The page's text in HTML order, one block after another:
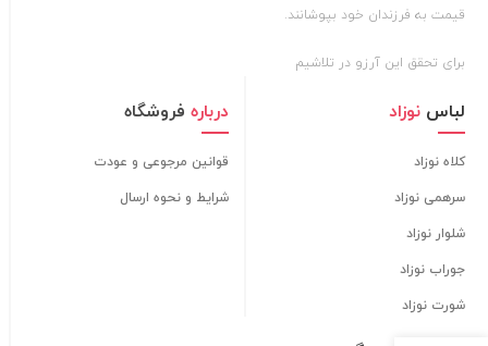
قیمت به فرزندان خود بپوشانند.
برای تحقق این آرزو در تلاشیم
لباسنوزاد
کلاه نوزاد
سرهمی نوزاد
شلوار نوزاد
جوراب نوزاد
شورت نوزاد
درباره فروشگاه
قوانین مرجوعی و عودت
شرایط و نحوه ارسال